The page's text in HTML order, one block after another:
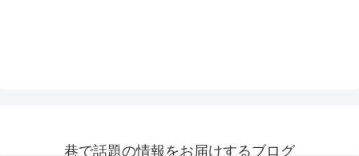
巷で話題の情報をお届けするブログ